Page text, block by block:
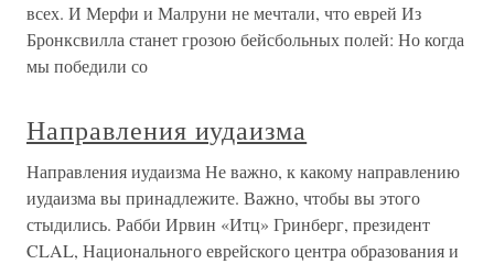
всех. И Мерфи и Малруни не мечтали, что еврей Из
Бронксвилла станет грозою бейсбольных полей: Но когда
мы победили со
Направления иудаизма
Направления иудаизма Не важно, к какому направлению
иудаизма вы принадлежите. Важно, чтобы вы этого
стыдились. Рабби Ирвин «Итц» Гринберг, президент
CLAL, Национального еврейского центра образования и